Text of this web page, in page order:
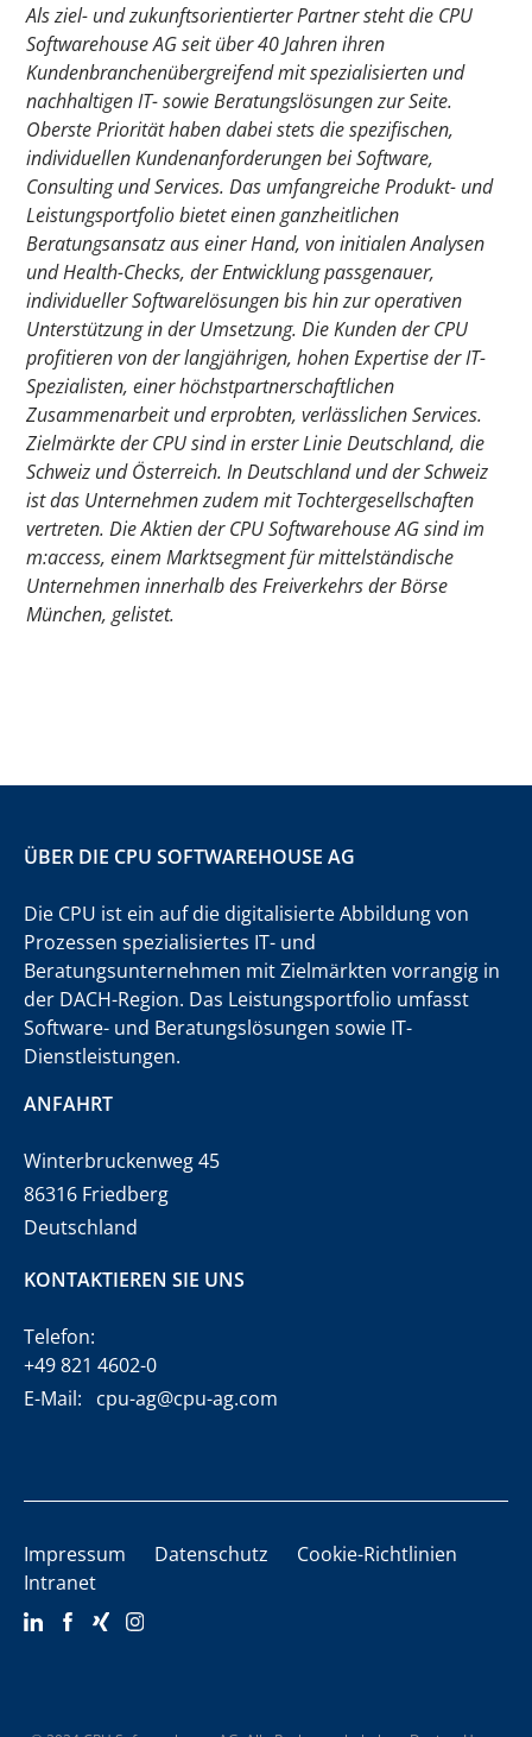
Als ziel- und zukunftsorientierter Partner steht die CPU
Softwarehouse AG seit über 40 Jahren ihren
Kundenbranchenübergreifend mit spezialisierten und
nachhaltigen IT- sowie Beratungslösungen zur Seite.
Oberste Priorität haben dabei stets die spezifischen,
individuellen Kundenanforderungen bei Software,
Consulting und Services. Das umfangreiche Produkt- und
Leistungsportfolio bietet einen ganzheitlichen
Beratungsansatz aus einer Hand, von initialen Analysen
und Health-Checks, der Entwicklung passgenauer,
individueller Softwarelösungen bis hin zur operativen
Unterstützung in der Umsetzung. Die Kunden der CPU
profitieren von der langjährigen, hohen Expertise der IT-
Spezialisten, einer höchstpartnerschaftlichen
Zusammenarbeit und erprobten, verlässlichen Services.
Zielmärkte der CPU sind in erster Linie Deutschland, die
Schweiz und Österreich. In Deutschland und der Schweiz
ist das Unternehmen zudem mit Tochtergesellschaften
vertreten. Die Aktien der CPU Softwarehouse AG sind im
m:access, einem Marktsegment für mittelständische
Unternehmen innerhalb des Freiverkehrs der Börse
München, gelistet.
ÜBER DIE CPU SOFTWAREHOUSE AG
Die CPU ist ein auf die digitalisierte Abbildung von
Prozessen spezialisiertes IT- und
Beratungsunternehmen mit Zielmärkten vorrangig in
der DACH-Region. Das Leistungsportfolio umfasst
Software- und Beratungslösungen sowie IT-
Dienstleistungen.
ANFAHRT
Winterbruckenweg 45
86316 Friedberg
Deutschland
KONTAKTIEREN SIE UNS
Telefon:
+49 821 4602-0
E-Mail: cpu-ag@cpu-ag.com
Impressum Datenschutz
Cookie-Richtlinien
Intranet